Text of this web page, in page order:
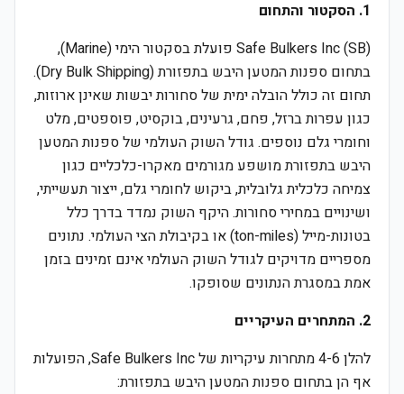
1. הסקטור והתחום
Safe Bulkers Inc (SB) פועלת בסקטור הימי (Marine),
בתחום ספנות המטען היבש בתפזורת (Dry Bulk Shipping).
תחום זה כולל הובלה ימית של סחורות יבשות שאינן ארוזות,
כגון עפרות ברזל, פחם, גרעינים, בוקסיט, פוספטים, מלט
וחומרי גלם נוספים. גודל השוק העולמי של ספנות המטען
היבש בתפזורת מושפע מגורמים מאקרו-כלכליים כגון
צמיחה כלכלית גלובלית, ביקוש לחומרי גלם, ייצור תעשייתי,
ושינויים במחירי סחורות. היקף השוק נמדד בדרך כלל
בטונות-מייל (ton-miles) או בקיבולת הצי העולמי. נתונים
מספריים מדויקים לגודל השוק העולמי אינם זמינים בזמן
אמת במסגרת הנתונים שסופקו.
2. המתחרים העיקריים
להלן 4-6 מתחרות עיקריות של Safe Bulkers Inc, הפועלות
אף הן בתחום ספנות המטען היבש בתפזורת: